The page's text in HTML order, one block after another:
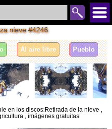
nieve #4246
Al aire libre Pueblo
en los discos:Retirada de la nieve ,
, imágenes gratuitas